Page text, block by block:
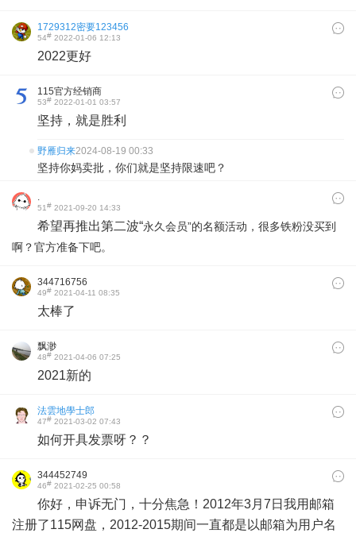
1729312密要123456
54# 2022-01-06 12:13
2022更好
115官方经销商
53# 2022-01-01 03:57
坚持，就是胜利
野雁归来2024-08-19 00:33
坚持你妈卖批，你们就是坚持限速吧？
.
51# 2021-09-20 14:33
希望再推出第二波“永久会员”的名额活动，很多铁粉没买到
啊？官方准备下吧。
344716756
49# 2021-04-11 08:35
太棒了
飘渺
48# 2021-04-06 07:25
2021新的
法雲地學士郎
47# 2021-03-02 07:43
如何开具发票呀？？
344452749
46# 2021-02-25 00:58
你好，申诉无门，十分焦急！2012年3月7日我用邮箱
注册了115网盘，2012-2015期间一直都是以邮箱为用户名